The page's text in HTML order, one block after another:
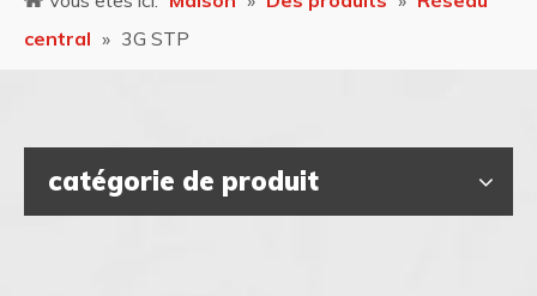
central » 3G STP
catégorie de produit